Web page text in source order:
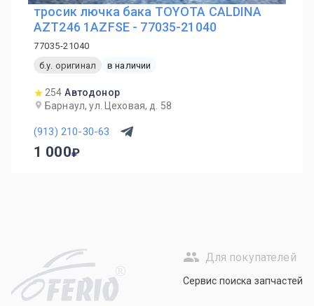
тросик лючка бака TOYOTA CALDINA
AZT246 1AZFSE - 77035-21040
77035-21040
б.у. оригинал
в наличии
254 Автодонор
Барнаул, ул. Цеховая, д. 58
(913) 210-30-63
1 000
R
Для покупателей
Сервис поиска запчастей